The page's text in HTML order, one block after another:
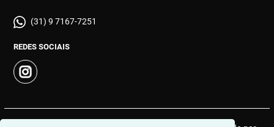
(31) 9 7167-7251
REDES SOCIAIS